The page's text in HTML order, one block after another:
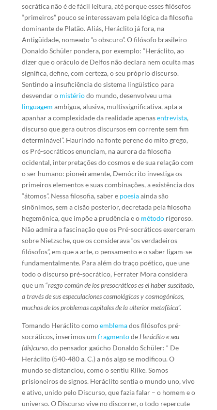
socrática não é de fácil leitura, até porque esses filósofos
“primeiros” pouco se interessavam pela lógica da filosofia
dominante de Platão. Aliás, Heráclito já fora, na
Antigüidade, nomeado “o obscuro”. O filósofo brasileiro
Donaldo Schüler pondera, por exemplo: “Heráclito, ao
dizer que o oráculo de Delfos não declara nem oculta mas
significa, define, com certeza, o seu próprio discurso.
Sentindo a insuficiência do sistema lingüístico para
desvendar o mistériodo mundo, desenvolveu uma
linguagem ambígua, alusiva, multissignificativa, apta a
apanhar a complexidade da realidade apenasentrevista,
discurso que gera outros discursos em corrente sem fim
determinável”. Haurindo na fonte perene do mito grego,
os Pré-socráticos enunciam, na aurora da filosofia
ocidental, interpretações do cosmos e de sua relação com
o ser humano: pioneiramente, Demócrito investiga os
primeiros elementos e suas combinações, a existência dos
“átomos”. Nessa filosofia, saber e poesiaainda são
sinônimos, sem a cisão posterior, decretada pela filosofia
hegemônica, que impõe a prudência e o métodorigoroso.
Não admira a fascinação que os Pré-socráticos exerceram
sobre Nietzsche, que os considerava “os verdadeiros
filósofos”, em que a arte, o pensamento e o saber ligam-se
fundamentalmente. Para além do traço poético, que une
todo o discurso pré-socrático, Ferrater Mora considera
que um “rasgo común de los presocráticos es el haber suscitado,
a través de sus especulaciones cosmológicas y cosmogónicas,
muchos de los problemas capitales de la ulterior metafísica”.
Tomando Heráclito comoemblemados filósofos pré-
socráticos, inserimos um fragmentode Heráclito e seu
(dis)curso, do pensador gaúcho Donaldo Schüler: “ De
Heráclito (540-480 a. C.) a nós algo se modificou. O
mundo se distanciou, como o sentiu Rilke. Somos
prisioneiros de signos. Heráclito sentia o mundo uno, vivo
e ativo, unido pelo Discurso, que fazia falar – o homem e o
universo. O Discurso vive no discorrer, o todo repercute